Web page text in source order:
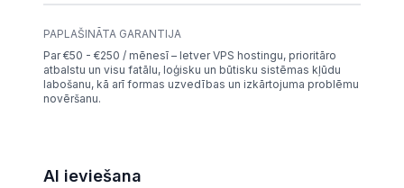
PAPLAŠINĀTA GARANTIJA
Par €50 - €250 / mēnesī – Ietver VPS hostingu, prioritāro
atbalstu un visu fatālu, loģisku un būtisku sistēmas kļūdu
labošanu, kā arī formas uzvedības un izkārtojuma problēmu
novēršanu.
AI ieviešana